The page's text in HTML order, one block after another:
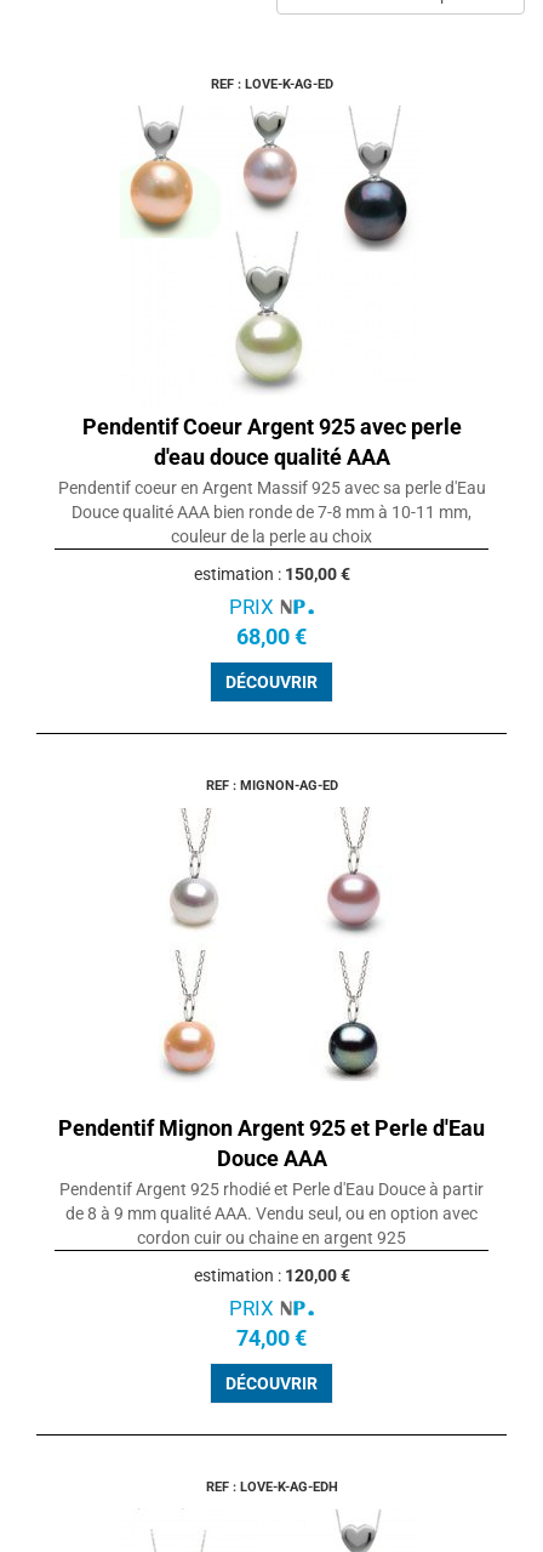
REF : LOVE-K-AG-ED
Pendentif Coeur Argent 925 avec perle
d'eau douce qualité AAA
Pendentif coeur en Argent Massif 925 avec sa perle d'Eau
Douce qualité AAA bien ronde de 7-8 mm à 10-11 mm,
couleur de la perle au choix
estimation : 150,00 €
PRIX
68,00 €
DÉCOUVRIR
REF : MIGNON-AG-ED
Pendentif Mignon Argent 925 et Perle d'Eau
Douce AAA
Pendentif Argent 925 rhodié et Perle d'Eau Douce à partir
de 8 à 9 mm qualité AAA. Vendu seul, ou en option avec
cordon cuir ou chaine en argent 925
estimation : 120,00 €
PRIX
74,00 €
DÉCOUVRIR
REF : LOVE-K-AG-EDH